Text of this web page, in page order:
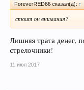
ForeverRED66 сказал(а): ↑
стоит он внимания?
Лишняя трата денег,
стрелочники!
11 июл 2017